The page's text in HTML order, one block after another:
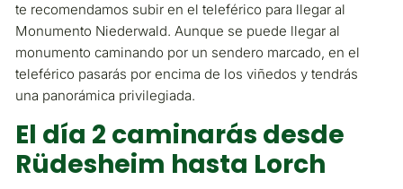
te recomendamos subir en el teleférico para llegar al
Monumento Niederwald. Aunque se puede llegar al
monumento caminando por un sendero marcado, en el
teleférico pasarás por encima de los viñedos y tendrás
una panorámica privilegiada.
El día 2 caminarás desde
Rüdesheim hasta Lorch